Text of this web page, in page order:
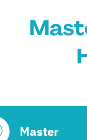
Master